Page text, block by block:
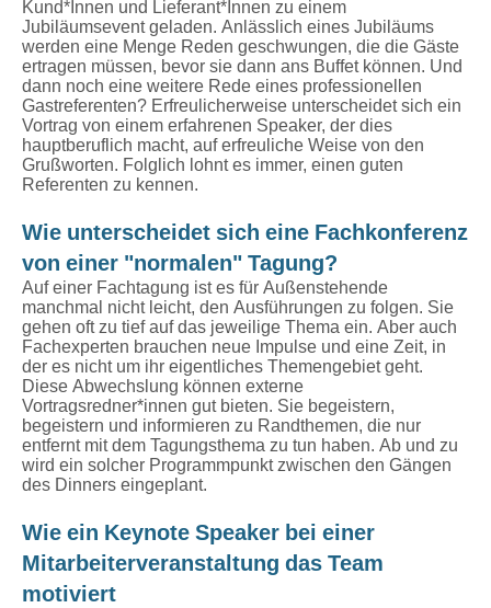
Kund*Innen und Lieferant*Innen zu einem
Jubiläumsevent geladen. Anlässlich eines Jubiläums
werden eine Menge Reden geschwungen, die die Gäste
ertragen müssen, bevor sie dann ans Buffet können. Und
dann noch eine weitere Rede eines professionellen
Gastreferenten? Erfreulicherweise unterscheidet sich ein
Vortrag von einem erfahrenen Speaker, der dies
hauptberuflich macht, auf erfreuliche Weise von den
Grußworten. Folglich lohnt es immer, einen guten
Referenten zu kennen.
Wie unterscheidet sich eine Fachkonferenz
von einer "normalen" Tagung?
Auf einer Fachtagung ist es für Außenstehende
manchmal nicht leicht, den Ausführungen zu folgen. Sie
gehen oft zu tief auf das jeweilige Thema ein. Aber auch
Fachexperten brauchen neue Impulse und eine Zeit, in
der es nicht um ihr eigentliches Themengebiet geht.
Diese Abwechslung können externe
Vortragsredner*innen gut bieten. Sie begeistern,
begeistern und informieren zu Randthemen, die nur
entfernt mit dem Tagungsthema zu tun haben. Ab und zu
wird ein solcher Programmpunkt zwischen den Gängen
des Dinners eingeplant.
Wie ein Keynote Speaker bei einer
Mitarbeiterveranstaltung das Team
motiviert